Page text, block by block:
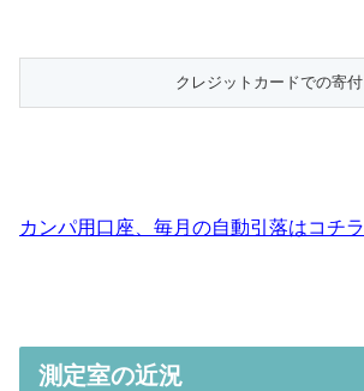
カンパ用口座、 毎月の自動引落はコチラ
測定室の近況